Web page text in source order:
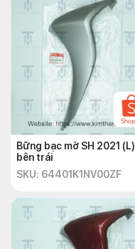
Bững bạc mờ SH 2021 (L)
bên trái
SKU: 64401K1NV00ZF